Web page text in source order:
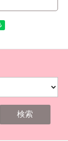
検索